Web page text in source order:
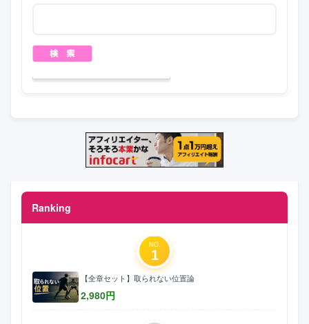
Ranking
NO.
1
【全章セット】取られない位置論
2,980円